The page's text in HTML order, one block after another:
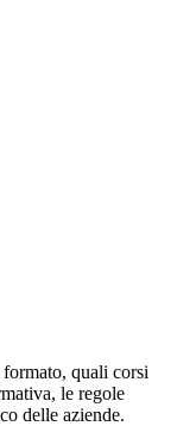
quali corsi
le regole
delle aziende.